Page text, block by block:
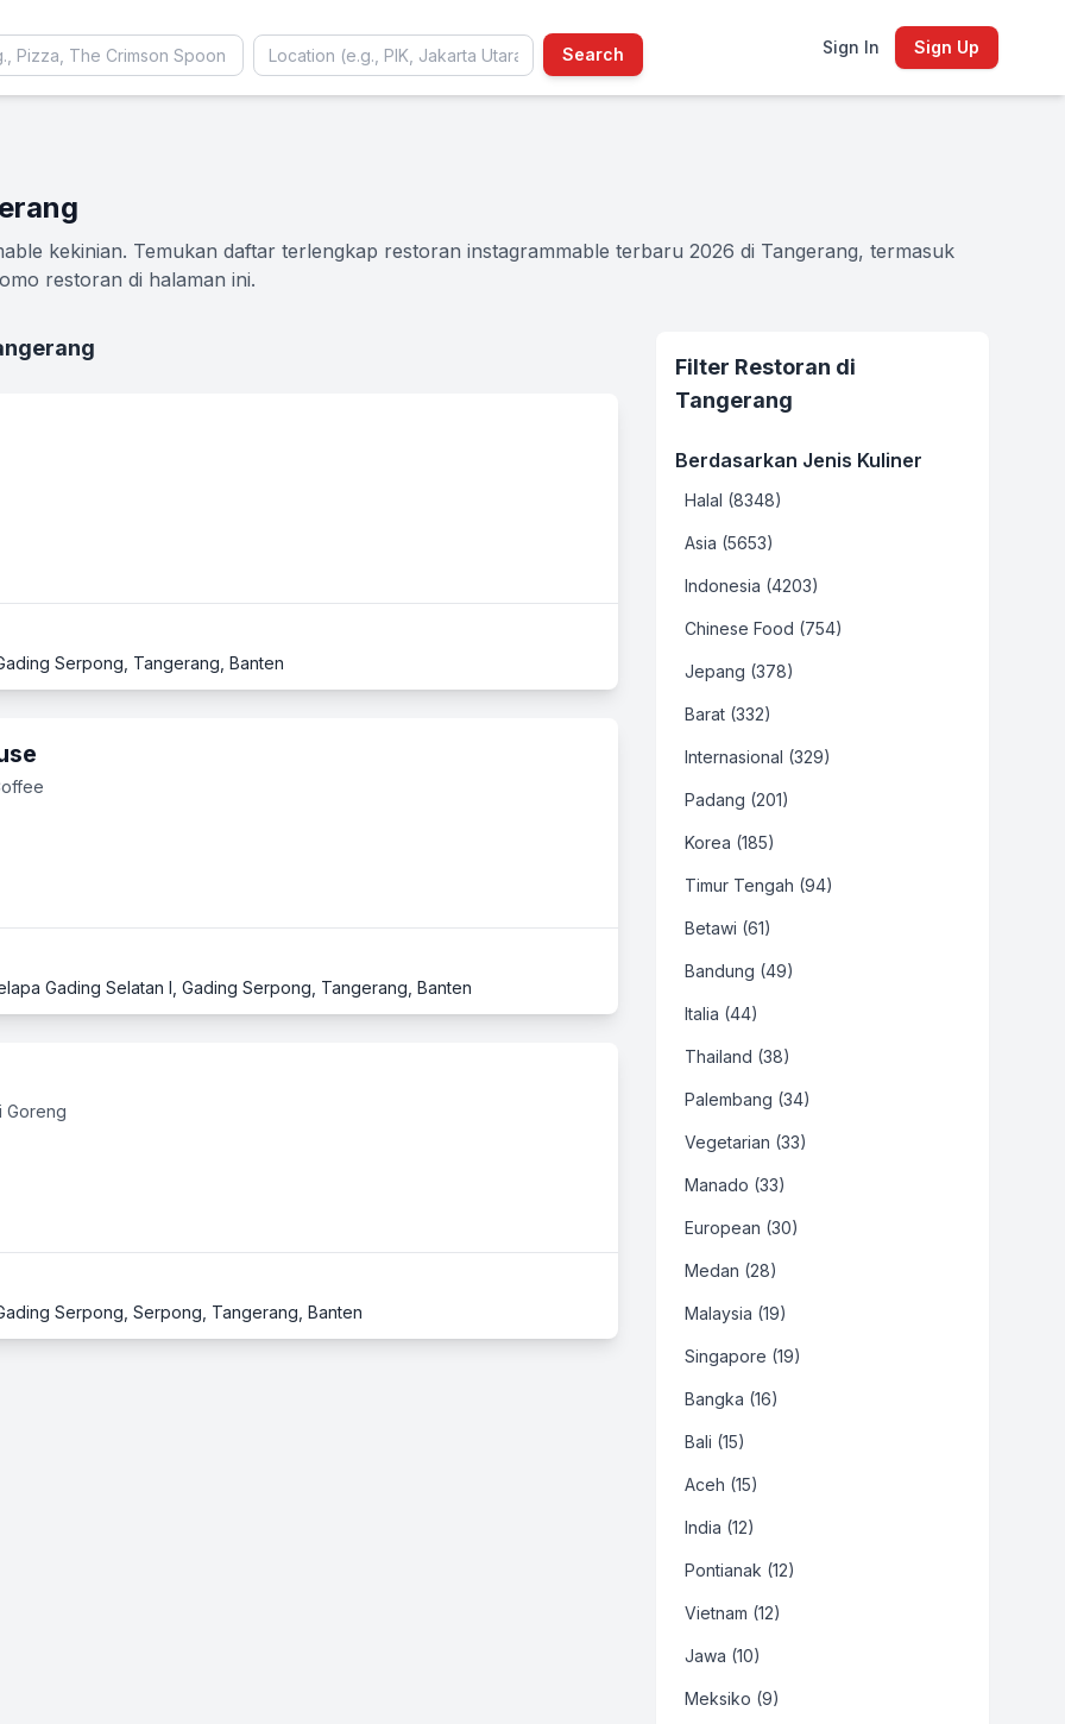
Search Sign In Sign Up
kekinian. Temukan daftar terlengkap restoran instagrammable terbaru 2026 di Tangerang, termasuk
restoran di halaman ini.
Serpong, Tangerang, Banten
Gading Selatan I, Gading Serpong, Tangerang, Banten
Goreng
Serpong, Serpong, Tangerang, Banten
Filter Restoran di
Tangerang
Berdasarkan Jenis Kuliner
Halal (8348)
Asia (5653)
Indonesia (4203)
Chinese Food (754)
Jepang (378)
Barat (332)
Internasional (329)
Padang (201)
Korea (185)
Timur Tengah (94)
Betawi (61)
Bandung (49)
Italia (44)
Thailand (38)
Palembang (34)
Vegetarian (33)
Manado (33)
European (30)
Medan (28)
Malaysia (19)
Singapore (19)
Bangka (16)
Bali (15)
Aceh (15)
India (12)
Pontianak (12)
Vietnam (12)
Jawa (10)
Meksiko (9)